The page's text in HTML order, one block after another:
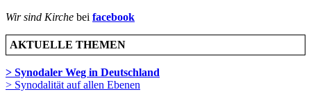
Wir sind Kirche bei facebook
AKTUELLE THEMEN
> Synodaler Weg in Deutschland
> Synodalität auf allen Ebenen